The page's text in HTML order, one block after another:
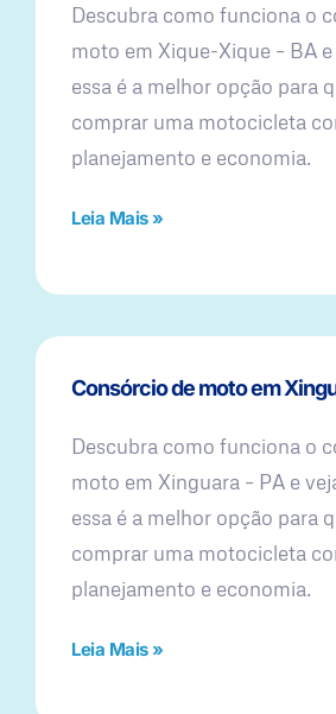
Descubra como funciona o
moto em Xique-Xique – BA
essa é a melhor opção para
comprar uma motocicleta
planejamento e economia.
Leia Mais »
Consórcio de moto em
Descubra como funciona o
moto em Xinguara – PA e
essa é a melhor opção para
comprar uma motocicleta
planejamento e economia.
Leia Mais »